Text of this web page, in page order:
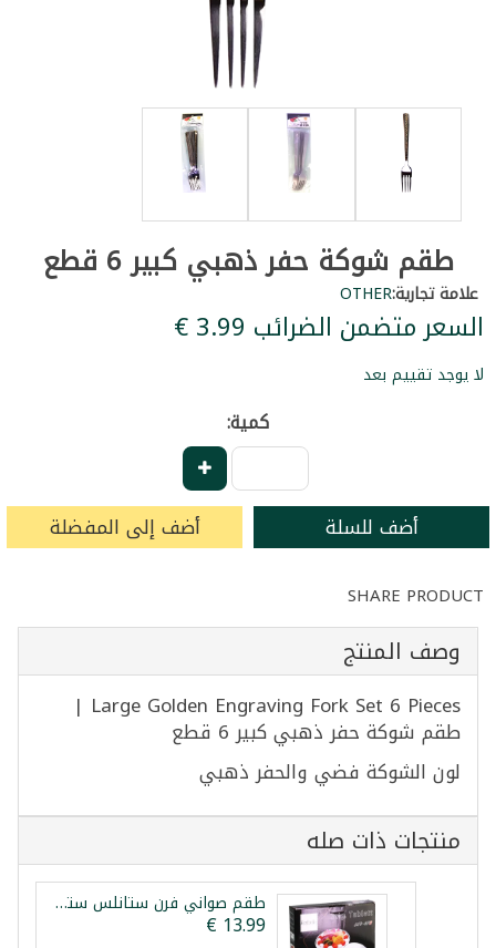
طقم شوكة حفر ذهبي كبير 6 قطع
علامة تجارية:OTHER
السعر متضمن الضرائب ‏3.99 €
لا يوجد تقييم بعد
كمية:
أضف للسلة أضف إلى المفضلة
SHARE PRODUCT
وصف المنتج
Large Golden Engraving Fork Set 6 Pieces |
طقم شوكة حفر ذهبي كبير 6 قطع
لون الشوكة فضي والحفر ذهبي
منتجات ذات صله
طقم صواني فرن ستانلس ستيل 3 قطع ليبكس 28/32/36سم